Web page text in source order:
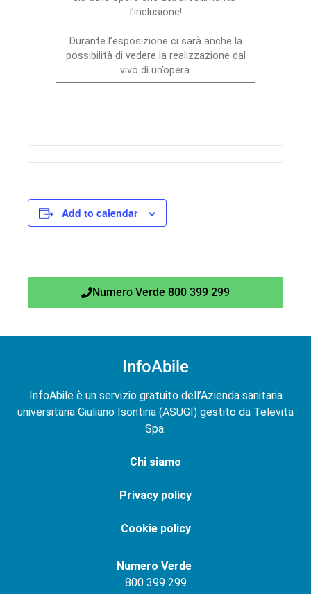
l’inclusione!
Durante l’esposizione ci sarà anche la
possibilità di vedere la realizzazione dal
vivo di un’opera.
Add to calendar
Numero Verde 800 399 299
InfoAbile
InfoAbile è un servizio gratuito dell’Azienda sanitaria
universitaria Giuliano Isontina (ASUGI) gestito da Televita
Spa.
Chi siamo
Privacy policy
Cookie policy
Numero Verde
800 399 299